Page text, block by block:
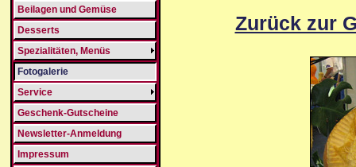
Beilagen und Gemüse
Desserts
Spezialitäten, Menüs
Fotogalerie
Service
Geschenk-Gutscheine
Newsletter-Anmeldung
Impressum
Zurück zur